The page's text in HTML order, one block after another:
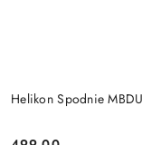
Helikon Spodnie